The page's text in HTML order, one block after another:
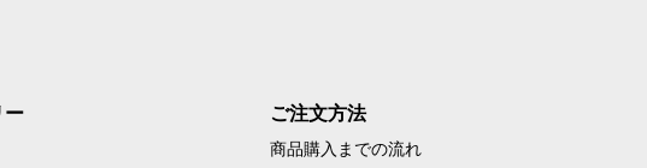
ー ご注文方法
商品購入までの流れ